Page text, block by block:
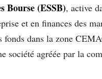
Bourse (ESSB), active
et en finances des
fonds dans la zone
société agréée par la